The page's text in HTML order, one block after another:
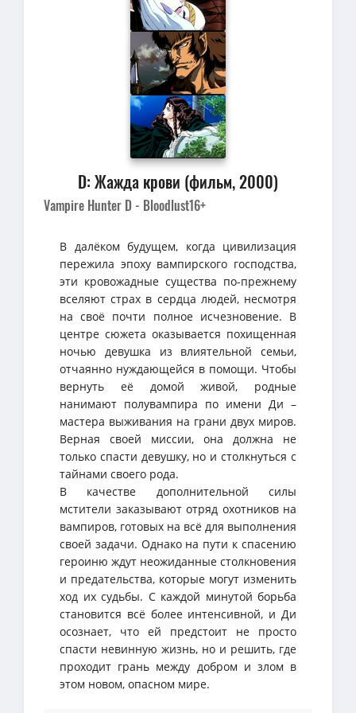
D: Жажда крови (фильм, 2000)
Vampire Hunter D - Bloodlust16+
В далёком будущем, когда цивилизация
пережила эпоху вампирского господства,
эти кровожадные существа по-прежнему
вселяют страх в сердца людей, несмотря
на своё почти полное исчезновение. В
центре сюжета оказывается похищенная
ночью девушка из влиятельной семьи,
отчаянно нуждающейся в помощи. Чтобы
вернуть её домой живой, родные
нанимают полувампира по имени Ди –
мастера выживания на грани двух миров.
Верная своей миссии, она должна не
только спасти девушку, но и столкнуться с
тайнами своего рода.
В качестве дополнительной силы
мстители заказывают отряд охотников на
вампиров, готовых на всё для выполнения
своей задачи. Однако на пути к спасению
героиню ждут неожиданные столкновения
и предательства, которые могут изменить
ход их судьбы. С каждой минутой борьба
становится всё более интенсивной, и Ди
осознает, что ей предстоит не просто
спасти невинную жизнь, но и решить, где
проходит грань между добром и злом в
этом новом, опасном мире.